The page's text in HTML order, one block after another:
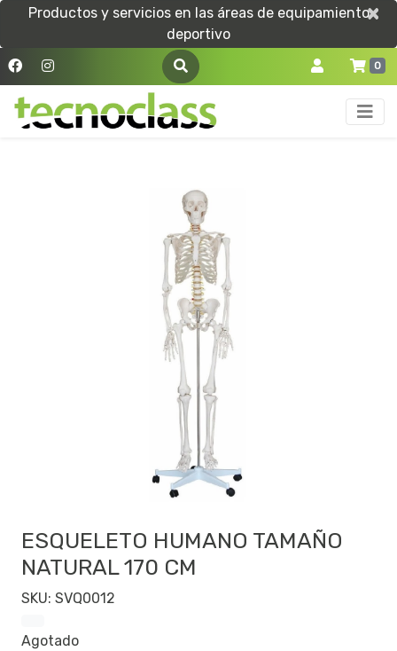
Productos y servicios en las áreas de equipamiento
deportivo
×
×
0
ESQUELETO HUMANO TAMAÑO
NATURAL 170 CM
SKU: SVQ0012
Agotado